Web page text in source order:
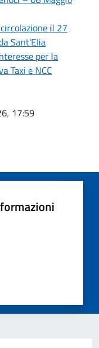
il 27
Sant'Elia
per la
Taxi e NCC
17:59